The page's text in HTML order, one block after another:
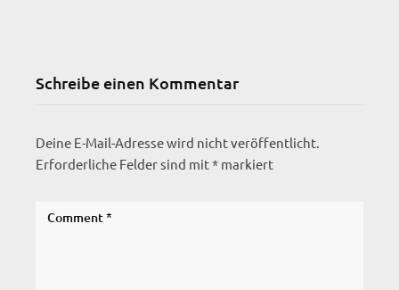
Schreibe einen Kommentar
Deine E-Mail-Adresse wird nicht veröffentlicht.
Erforderliche Felder sind mit* markiert